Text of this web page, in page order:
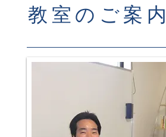
教室のご案内